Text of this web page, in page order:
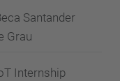
Santander
Grau
Internship